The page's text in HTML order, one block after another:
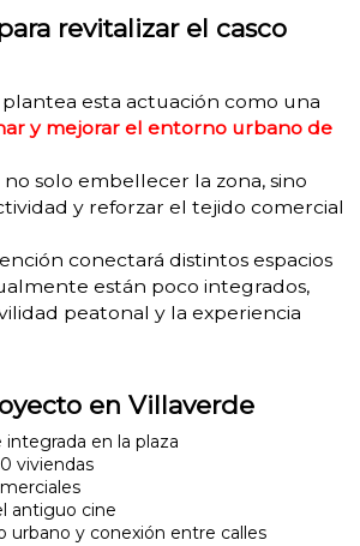
revitalizar el casco
esta actuación como una
y mejorar el entorno urbano de
solo embellecer la zona, sino
y reforzar el tejido comercial
conectará distintos espacios
están poco integrados,
peatonal y la experiencia
en Villaverde
en la plaza
viviendas
antiguo cine
urbano y conexión entre calles